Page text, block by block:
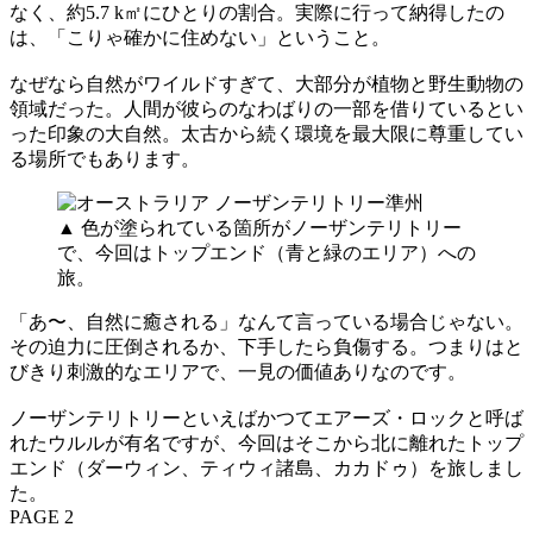
なく、約5.7 k㎡にひとりの割合。実際に行って納得したの
は、「こりゃ確かに住めない」ということ。
なぜなら自然がワイルドすぎて、大部分が植物と野生動物の
領域だった。人間が彼らのなわばりの一部を借りているとい
った印象の大自然。太古から続く環境を最大限に尊重してい
る場所でもあります。
▲ 色が塗られている箇所がノーザンテリトリー
で、今回はトップエンド（青と緑のエリア）への
旅。
「あ〜、自然に癒される」なんて言っている場合じゃない。
その迫力に圧倒されるか、下手したら負傷する。つまりはと
びきり刺激的なエリアで、一見の価値ありなのです。
ノーザンテリトリーといえばかつてエアーズ・ロックと呼ば
れたウルルが有名ですが、今回はそこから北に離れたトップ
エンド（ダーウィン、ティウィ諸島、カカドゥ）を旅しまし
た。
PAGE 2